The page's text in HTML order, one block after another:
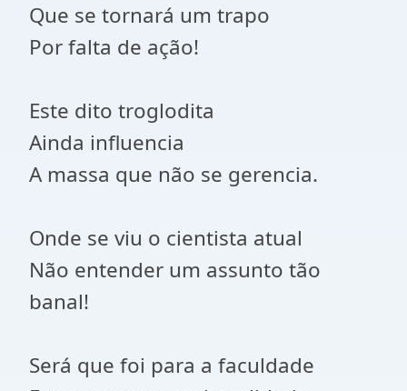
Que se tornará um trapo
Por falta de ação!
Este dito troglodita
Ainda influencia
A massa que não se gerencia.
Onde se viu o cientista atual
Não entender um assunto tão
banal!
Será que foi para a faculdade